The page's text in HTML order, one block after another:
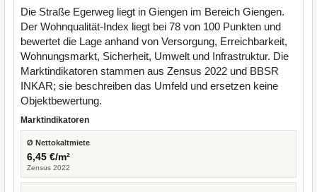
Die Straße Egerweg liegt in Giengen im Bereich Giengen.
Der Wohnqualität-Index liegt bei 78 von 100 Punkten und
bewertet die Lage anhand von Versorgung, Erreichbarkeit,
Wohnungsmarkt, Sicherheit, Umwelt und Infrastruktur. Die
Marktindikatoren stammen aus Zensus 2022 und BBSR
INKAR; sie beschreiben das Umfeld und ersetzen keine
Objektbewertung.
Marktindikatoren
Ø Nettokaltmiete
6,45 €/m²
Zensus 2022